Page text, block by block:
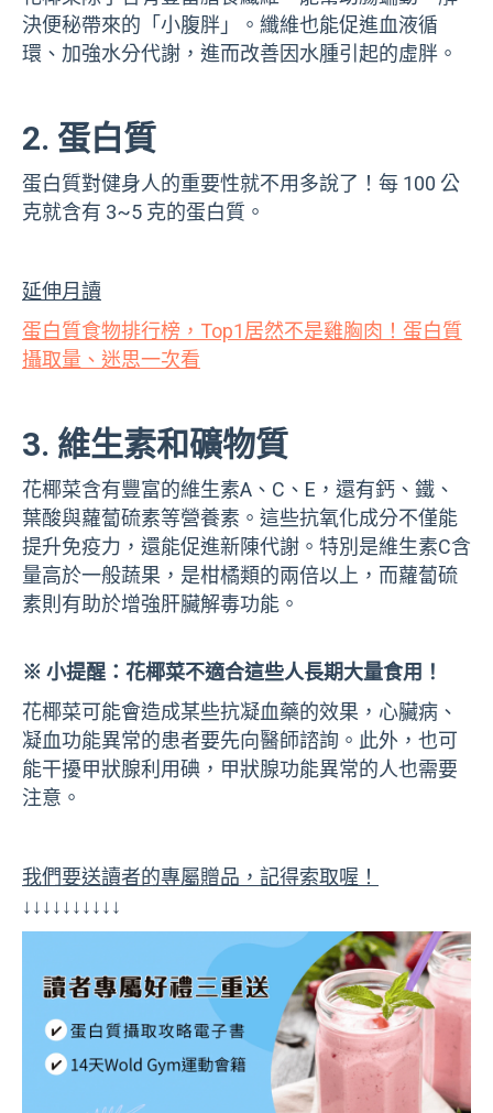
決便秘帶來的「小腹胖」。纖維也能促進血液循
環、加強水分代謝，進而改善因水腫引起的虛胖。
2. 蛋白質
蛋白質對健身人的重要性就不用多說了！每 100 公
克就含有 3~5 克的蛋白質。
延伸月讀
蛋白質食物排行榜，Top1居然不是雞胸肉！蛋白質
攝取量、迷思一次看
3. 維生素和礦物質
花椰菜含有豐富的維生素A、C、E，還有鈣、鐵、
葉酸與蘿蔔硫素等營養素。這些抗氧化成分不僅能
提升免疫力，還能促進新陳代謝。特別是維生素C含
量高於一般蔬果，是柑橘類的兩倍以上，而蘿蔔硫
素則有助於增強肝臟解毒功能。
※ 小提醒：花椰菜不適合這些人長期大量食用！
花椰菜可能會造成某些抗凝血藥的效果，心臟病、
凝血功能異常的患者要先向醫師諮詢。此外，也可
能干擾甲狀腺利用碘，甲狀腺功能異常的人也需要
注意。
我們要送讀者的專屬贈品，記得索取喔！
↓↓↓↓↓↓↓↓↓↓